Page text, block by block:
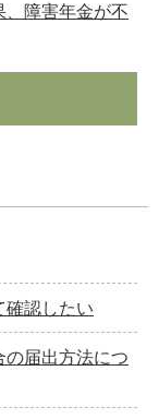
障害年金が不
確認したい
の届出方法につ